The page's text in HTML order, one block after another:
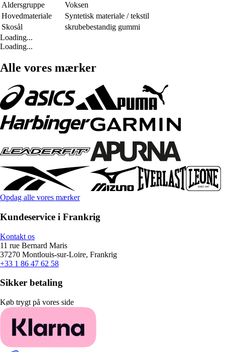
Aldersgruppe
Voksen
Hovedmateriale
Syntetisk materiale / tekstil
Skosål
skrubebestandig gummi
Loading...
Loading...
Alle vores mærker
Opdag alle vores mærker
Kundeservice i Frankrig
Kontakt os
11 rue Bernard Maris
37270 Montlouis-sur-Loire, Frankrig
+33 1 86 47 62 58
Sikker betaling
Køb trygt på vores side